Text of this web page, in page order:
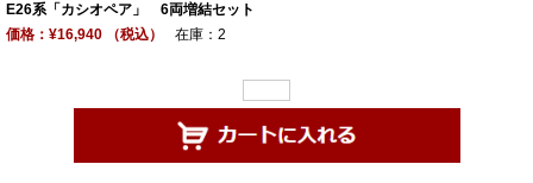
E26系「カシオペア」 6両増結セット
価格：¥16,940 （税込）
在庫：2